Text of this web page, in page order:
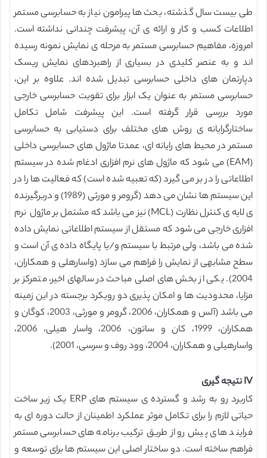
طی بیست سال گذشته، بحث ها پیرامون نیاز به حسابرسی مستمر
اطلاعات کسب و کار و ارائه ی آن، پیشرفت چندانی نداشته است.
امروزه، مفاهیم حسابرسی مستمر به مرحله ی نمایش نمونه رسیده
اند و به عنصر کلیدی در بسیاری از راهبردهای نمایش ریسک
دپارتمان های داخلی حسابرسی تبدیل شده اند. علاوه بر این،
حسابرسی مستمر به عنوان یک ابزار برای تقویت حسابرسی خارجی
مورد بررسی قرار گرفته است. این پیشرفت شامل تکامل
ساختارگرایانه ی روش های مختلف برای دستیابی به حسابرسی
مستمر در محیط های رایانه ای، عمدتا ماژول های حسابرسی داخلی
(EAM) می شود که ماژول های نرم افزاری ادغام شده در سیستم
اطلاعاتی را در بر می گیرد (که تعبیه شده است) که فعالیت ها را در
این سیستم ها نشان می دهد (گرومر و مورثی (1989) و دربرگیرنده
ی لایه ی کنترل نظارت (MCL) نیز می باشد که مشتمل بر ماژول نرم
افزاری خارجی می شود که مستقل از سیستم اطلاعاتی نمایش داده
شده می باشد، ولی مرتبط با سیستم و/یا پایگاه داده ی آن است و
سطح مشابهی از نمایش را فراهم می سازد (واسارهلی و همکاران،
2004). یکی از بخش های اصلی مباحث در سالهای اخیر، متمرکز بر
مزایا، محدودیت ها و امکان پذیری دو رویکرد برجسته در این زمینه
می باشد (آلس و همکاران، 2006، گرومر و مورثی، 2003، کوگان و
همکاران، 1999، کان و ساتون، 2006، واسار هیلی، 2006،
واسارهیلی و همکاران، 2004، وود روف و سرسی، 2001).
IV نتیجه گیری
کاربرد رو به رشد و گسترده ی سیستم های ERP یک زیر ساخت
حیاتی لازم را برای تکامل موثر عملکرد اطمینان از حالت دوره ای به
فرایند های پیش رو از طریق ترکیب برنامه های حسابرسی مستمر
فراهم ساخته است. دو ساختار اصلی این سیستم ها برای توسعه و